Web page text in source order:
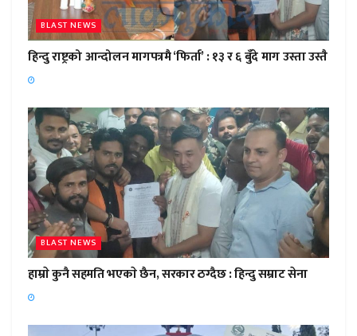
BLAST NEWS
हिन्दु राष्ट्रको आन्दोलन मागपत्रमै ‘फिर्ता’ : १३ र ६ बुँदे माग उस्ता उस्तै
BLAST NEWS
हाम्राे कुनै सहमति भएकाे छैन, सरकार ठग्दैछ : हिन्दु सम्राट सेना